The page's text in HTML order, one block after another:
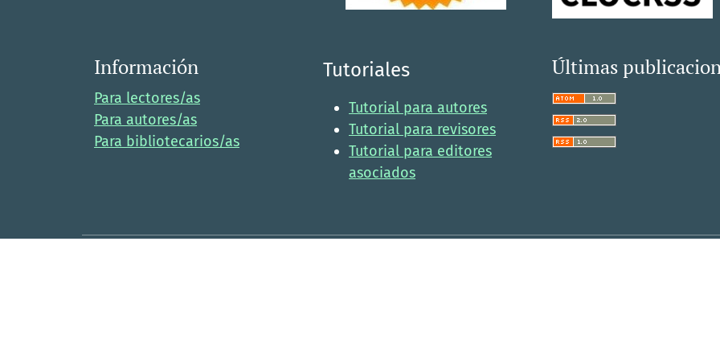
Información
Para lectores/as
Para autores/as
Para bibliotecarios/as
Tutoriales
Tutorial para autores
Tutorial para revisores
Tutorial para editores
asociados
Últimas